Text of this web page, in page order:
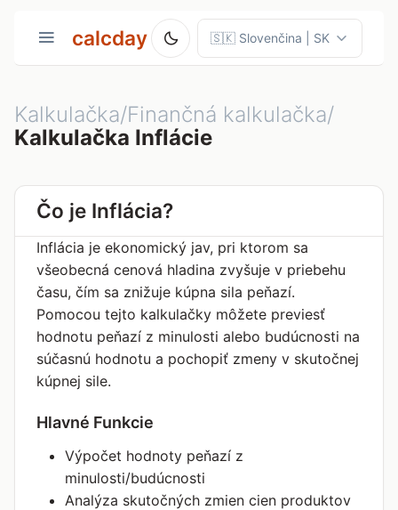
calcday
Kalkulačka/Finančná kalkulačka/
Kalkulačka Inflácie
Čo je Inflácia?
Inflácia je ekonomický jav, pri ktorom sa
všeobecná cenová hladina zvyšuje v priebehu
času, čím sa znižuje kúpna sila peňazí.
Pomocou tejto kalkulačky môžete previesť
hodnotu peňazí z minulosti alebo budúcnosti na
súčasnú hodnotu a pochopiť zmeny v skutočnej
kúpnej sile.
Hlavné Funkcie
Výpočet hodnoty peňazí z
minulosti/budúcnosti
Analýza skutočných zmien cien produktov